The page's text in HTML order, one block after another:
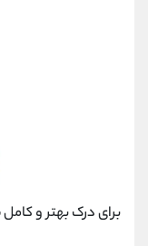
برای درک بهتر و